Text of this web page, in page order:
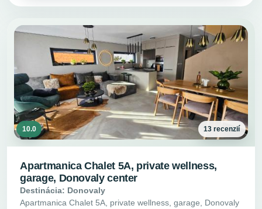
10.0 13 recenzií
Apartmanica Chalet 5A, private wellness,
garage, Donovaly center
Destinácia: Donovaly
Apartmanica Chalet 5A, private wellness, garage, Donovaly